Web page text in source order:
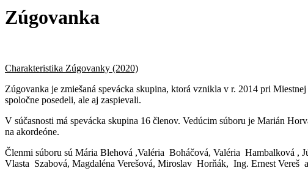
Zúgovanka
Charakteristika Zúgovanky (2020)
Zúgovanka je zmiešaná spevácka skupina, ktorá vznikla v r. 2014 pri
spoločne posedeli, ale aj zaspievali.
V súčasnosti má spevácka skupina 16 členov. Vedúcim súboru je Marián
na akordeóne.
Členmi súboru sú Mária Blehová ,Valéria Boháčová, Valéria Hambalková ,
Vlasta Szabová, Magdaléna Verešová, Miroslav Horňák, Ing. Ernest Vereš